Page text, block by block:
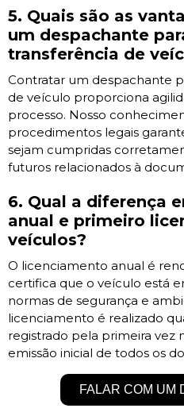
5. Quais são as
um despachante
transferência de
Contratar um despachante
de veículo proporciona
processo. Nosso
procedimentos legais
sejam cumpridas
futuros relacionados à
6. Qual a diferença
anual e primeiro
veículos?
O licenciamento anual é
certifica que o veículo está
normas de segurança e
licenciamento é realizado
registrado pela primeira vez
emissão inicial de todos os
FALAR COM UM